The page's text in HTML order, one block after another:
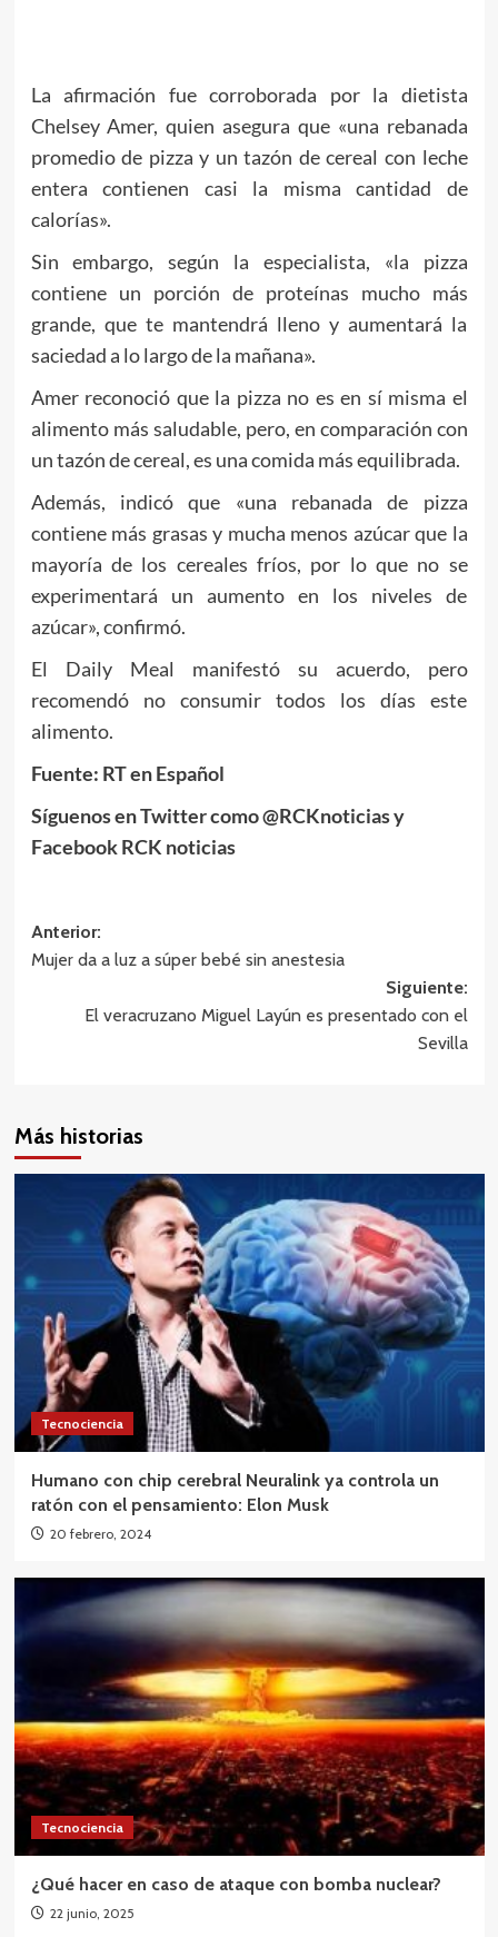
La afirmación fue corroborada por la dietista
Chelsey Amer, quien asegura que «una rebanada
promedio de pizza y un tazón de cereal con leche
entera contienen casi la misma cantidad de
calorías».
Sin embargo, según la especialista, «la pizza
contiene un porción de proteínas mucho más
grande, que te mantendrá lleno y aumentará la
saciedad a lo largo de la mañana».
Amer reconoció que la pizza no es en sí misma el
alimento más saludable, pero, en comparación con
un tazón de cereal, es una comida más equilibrada.
Además, indicó que «una rebanada de pizza
contiene más grasas y mucha menos azúcar que la
mayoría de los cereales fríos, por lo que no se
experimentará un aumento en los niveles de
azúcar», confirmó.
El Daily Meal manifestó su acuerdo, pero
recomendó no consumir todos los días este
alimento.
Fuente: RT en Español
Síguenos en Twitter como @RCKnoticias y
Facebook RCK noticias
Navegación
de
entradas
Anterior:
Mujer da a luz a súper bebé sin anestesia
Siguiente:
El veracruzano Miguel Layún es presentado con el
Sevilla
Más historias
Tecnociencia
Humano con chip cerebral Neuralink ya controla un
ratón con el pensamiento: Elon Musk
20 febrero, 2024
Tecnociencia
¿Qué hacer en caso de ataque con bomba nuclear?
22 junio, 2025